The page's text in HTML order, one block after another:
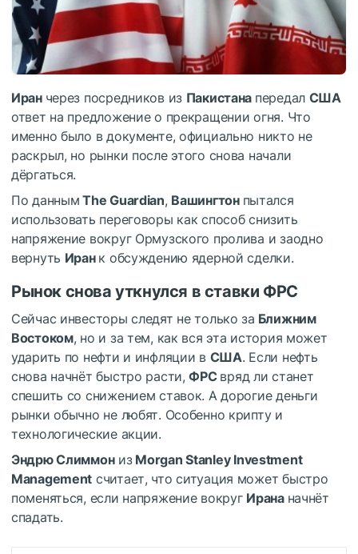
Иран через посредников из Пакистана передал США
ответ на предложение о прекращении огня. Что
именно было в документе, официально никто не
раскрыл, но рынки после этого снова начали
дёргаться.
По данным The Guardian, Вашингтон пытался
использовать переговоры как способ снизить
напряжение вокруг Ормузского пролива и заодно
вернуть Иран к обсуждению ядерной сделки.
Рынок снова уткнулся в ставки ФРС
Сейчас инвесторы следят не только за Ближним
Востоком, но и за тем, как вся эта история может
ударить по нефти и инфляции в США. Если нефть
снова начнёт быстро расти,ФРС вряд ли станет
спешить со снижением ставок. А дорогие деньги
рынки обычно не любят. Особенно крипту и
технологические акции.
Эндрю СлиммонизMorgan Stanley Investment
Management считает, что ситуация может быстро
поменяться, если напряжение вокруг Ирана начнёт
спадать.